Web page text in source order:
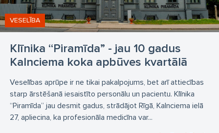
Veselības centrs
analīzes
asinsvadu duplex
audiologopēds
bērnu neirologs
dakteris
dermatologs
doktorāts doplerogrāfija
ehokardiogrāfija
endokrinologs
fizioterapeits
internists
kardiogramma
kardiologs
klasiskā muguras masāža
klīnika
krūšu ultrasonoskopija
laboratorijas pakalpojumi
Klīnika “Piramīda” - jau 10 gadus
Kalnciema koka apbūves kvartālā
VESELĪBA
Veselības aprūpe ir ne tikai pakalpojums, bet arī attiecības
starp ārstēšanā iesaistīto personālu un pacientu. Klīnika
“Piramīda” jau desmit gadus, strādājot Rīgā, Kalnciema ielā
27, apliecina, ka profesionāla medicīna var...